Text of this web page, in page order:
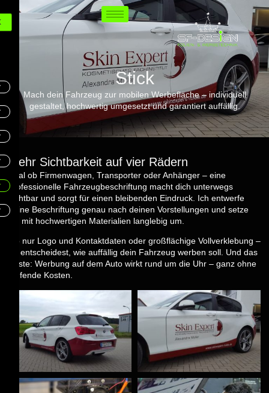
Stick
Mach dein Fahrzeug zur mobilen Werbefläche – individuell
gestaltet, hochwertig umgesetzt und garantiert auffällig.
Mehr Sichtbarkeit auf vier Rädern
Egal ob Firmenwagen, Transporter oder Anhänger – eine
professionelle Fahrzeugbeschriftung macht dich unterwegs
sichtbar und sorgt für einen bleibenden Eindruck. Ich entwerfe
deine Beschriftung genau nach deinen Vorstellungen und setze
sie mit hochwertigen Materialien langlebig um.
Ob nur Logo und Kontaktdaten oder großflächige Vollverklebung –
du entscheidest, wie auffällig dein Fahrzeug werben soll. Und das
Beste: Werbung auf dem Auto wirkt rund um die Uhr – ganz ohne
laufende Kosten.